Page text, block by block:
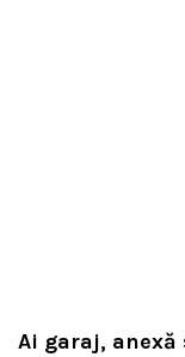
Ai garaj, anexă